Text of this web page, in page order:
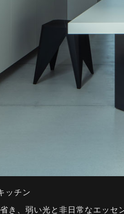
ッチン
き、弱い光と非日常なエッセ